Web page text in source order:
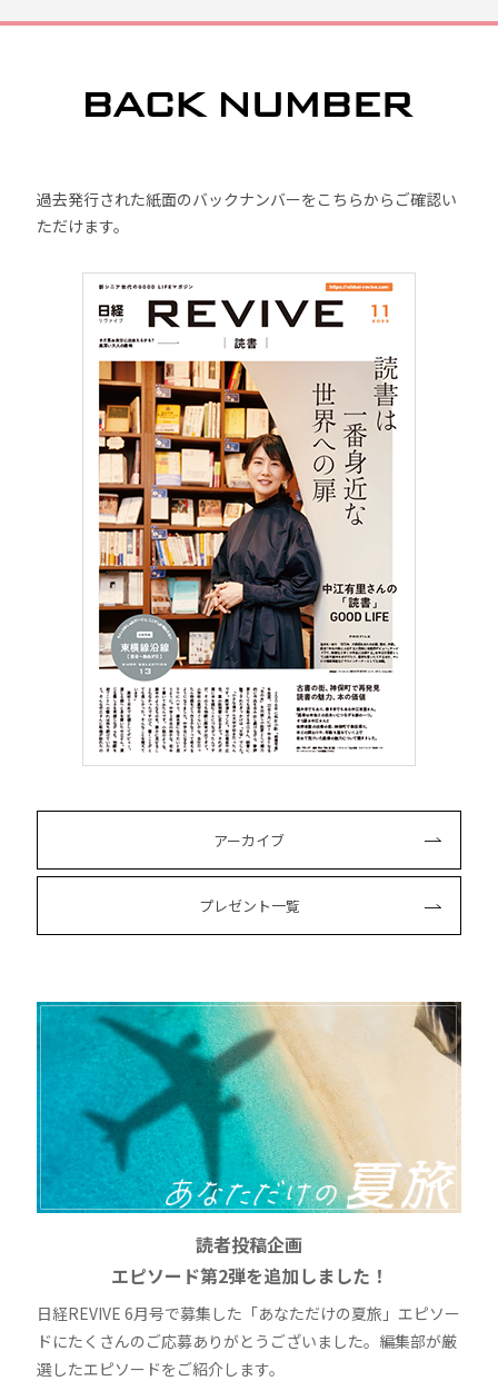
過去発行された紙面のバックナンバーをこちらからご確認い
ただけます。
アーカイブ
プレゼント一覧
読者投稿企画
エピソード第2弾を追加しました！
日経REVIVE 6月号で募集した「あなただけの夏旅」エピソー
ドにたくさんのご応募ありがとうございました。編集部が厳
選したエピソードをご紹介します。